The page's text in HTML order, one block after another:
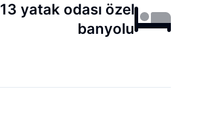
13 yatak odası özel
banyolu